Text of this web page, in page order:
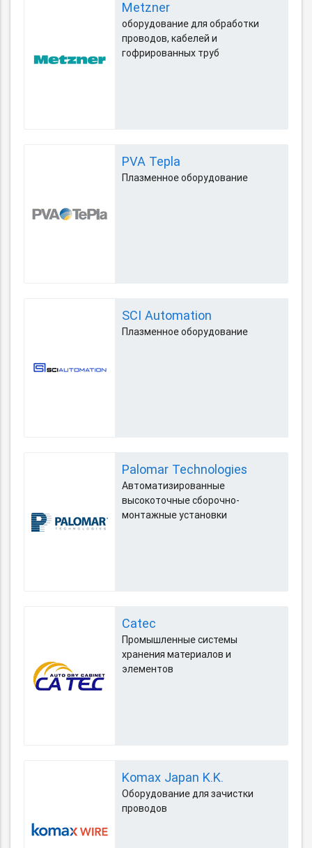
Metzner
оборудование для обработки
проводов, кабелей и
гофрированных труб
PVA Tepla
Плазменное оборудование
SCI Automation
Плазменное оборудование
Palomar Technologies
Автоматизированные
высокоточные сборочно-
монтажные установки
Catec
Промышленные системы
хранения материалов и
элементов
Komax Japan K.K.
Оборудование для зачистки
проводов